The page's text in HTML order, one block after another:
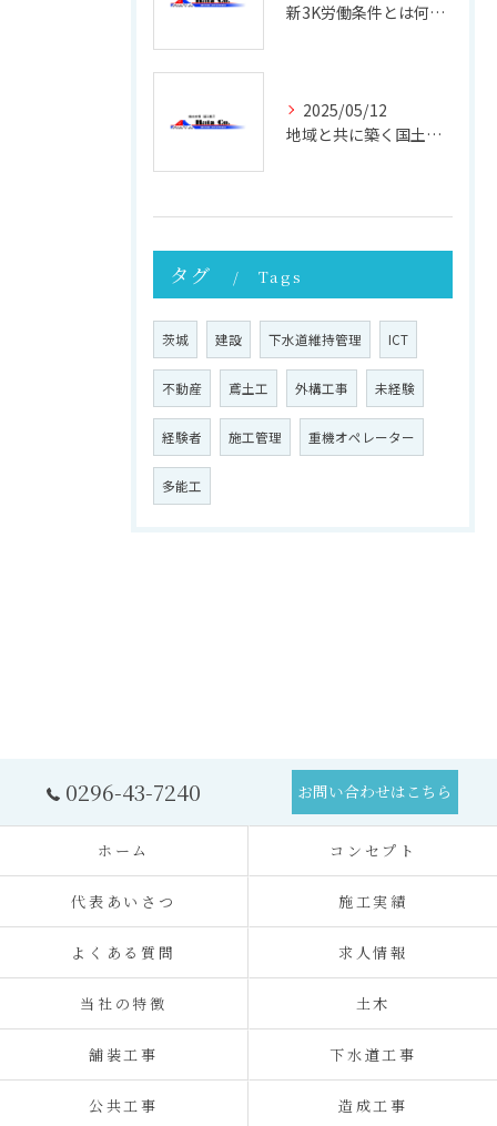
新3K労働条件とは何か 働きやすさと未来を考える
2025/05/12
地域と共に築く国土強靭化の未来 ─ その重要性と実践への第一歩
タグ Tags
茨城 建設 下水道維持管理 ICT
不動産 鳶土工 外構工事 未経験
経験者 施工管理 重機オペレーター
多能工
0296-43-7240 お問い合わせはこちら
ホーム コンセプト
代表あいさつ 施工実績
よくある質問 求人情報
当社の特徴 土木
舗装工事 下水道工事
公共工事 造成工事